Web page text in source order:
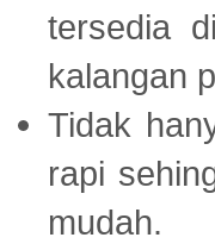
tersedia
kalangan
Tidak
rapi
mudah.